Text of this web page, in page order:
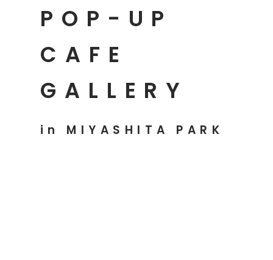
POP-UP
CAFE
GALLERY
in MIYASHITA PARK